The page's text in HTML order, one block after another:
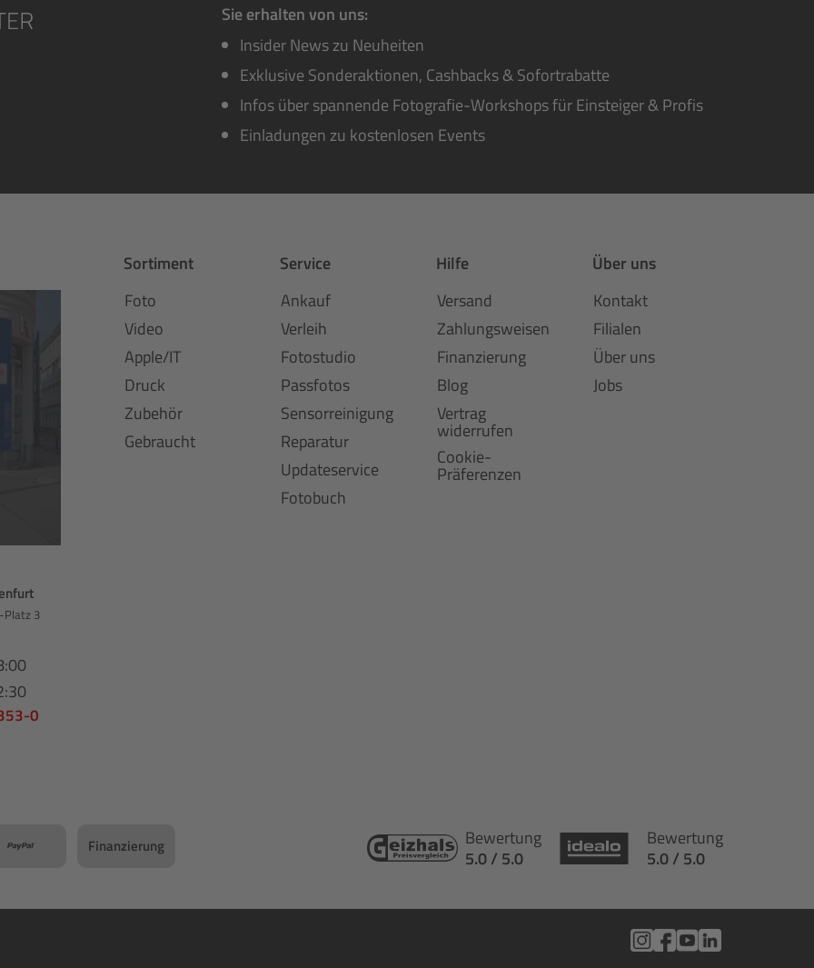
Sie erhalten von uns:
Insider News zu Neuheiten
Exklusive Sonderaktionen, Cashbacks & Sofortrabatte
Infos über spannende Fotografie-Workshops für Einsteiger & Profis
Einladungen zu kostenlosen Events
Platz 3
0
Sortiment
Foto
Video
Apple/IT
Druck
Zubehör
Gebraucht
Service
Ankauf
Verleih
Fotostudio
Passfotos
Sensorreinigung
Reparatur
Updateservice
Fotobuch
Hilfe
Versand
Zahlungsweisen
Finanzierung
Blog
Vertrag
widerrufen
Cookie-
Präferenzen
Über uns
Kontakt
Filialen
Über uns
Jobs
Finanzierung
Bewertung
5.0 / 5.0
Bewertung
5.0 / 5.0